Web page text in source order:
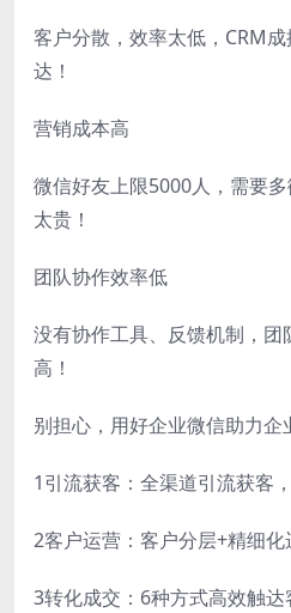
客户分散，效率太低，CRM
达！
营销成本高
微信好友上限5000人，需要
太贵！
团队协作效率低
没有协作工具、反馈机制，
高！
别担心，用好企业微信助力企
1引流获客：全渠道引流获客
2客户运营：客户分层+精细
3转化成交：6种方式高效触